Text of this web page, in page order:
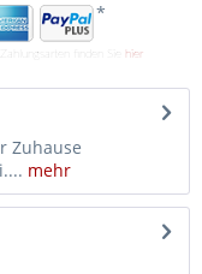
*
finden Sie hier
Zuhause
mehr